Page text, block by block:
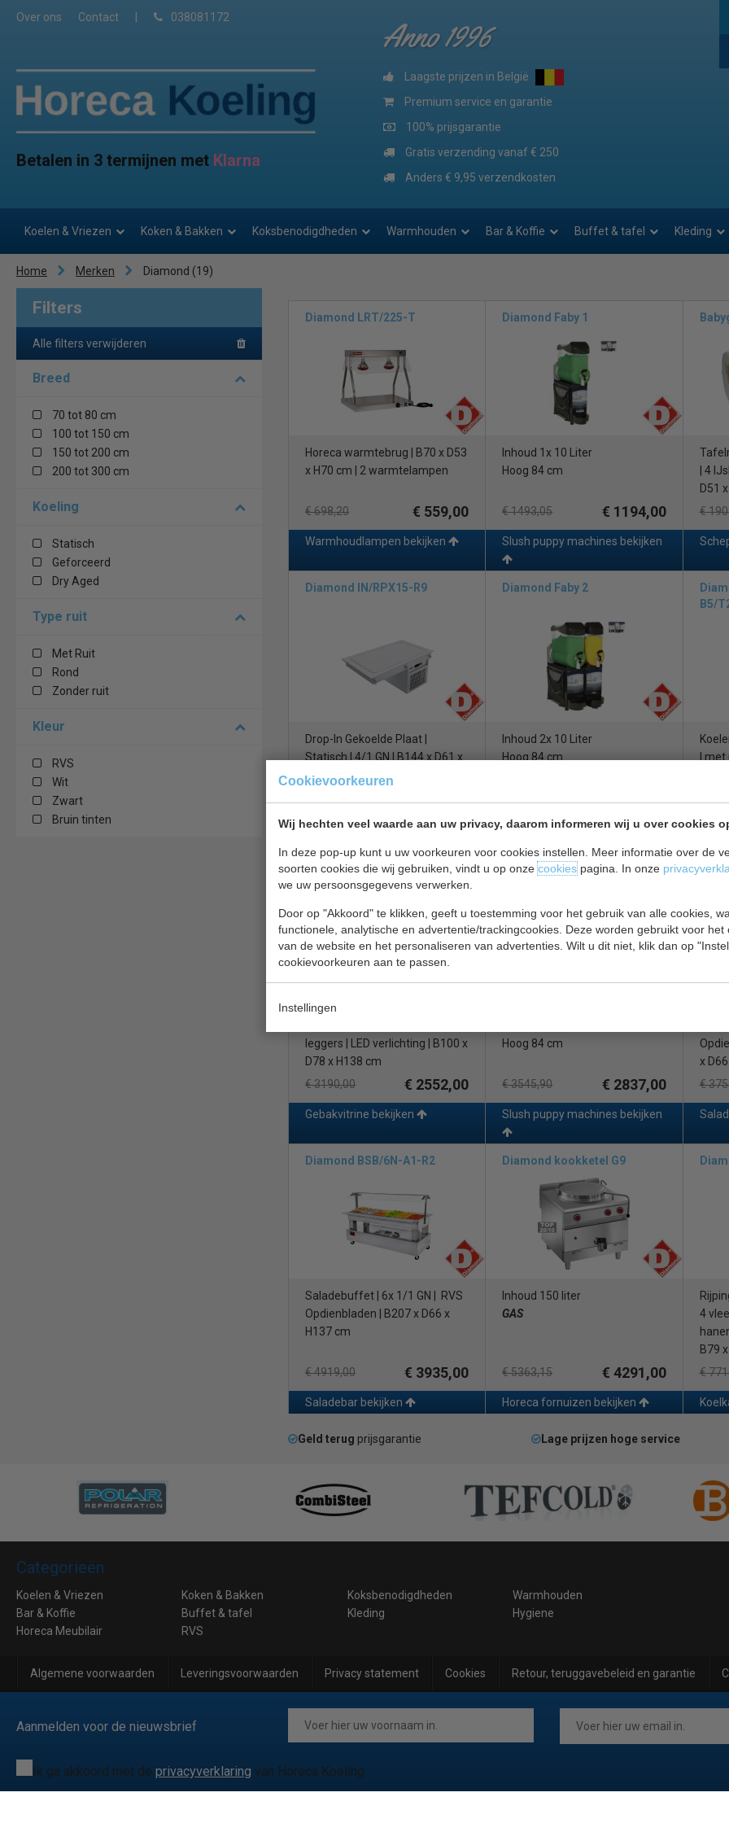
Cookievoorkeuren
Wij hechten veel waarde aan uw privacy, daarom informeren wij u over cookies
In deze pop-up kunt u uw voorkeuren voor cookies instellen. Meer informatie over de
soorten cookies die wij gebruiken, vindt u op onzecookiespagina. In onze
we uw persoonsgegevens verwerken.
Door op "Akkoord" te klikken, geeft u toestemming voor het gebruik van alle cookies,
functionele, analytische en advertentie/trackingcookies. Deze worden gebruikt voor het
van de website en het personaliseren van advertenties. Wilt u dit niet, klik dan op
cookievoorkeuren aan te passen.
Instellingen
Over ons Contact 038081172
Betalen in 3 termijnen met Klarna
Anno 1996
Laagste prijzen in België
Premium service en garantie
100% prijsgarantie
Gratis verzending vanaf € 250
Anders € 9,95 verzendkosten
Koelen & Vriezen Koken & Bakken Koksbenodigdheden Warmhouden Bar & Koffie Buffet & tafel Kleding
Home Merken Diamond (19)
Filters
Alle filters verwijderen
Breed
70 tot 80 cm
100 tot 150 cm
150 tot 200 cm
200 tot 300 cm
Koeling
Statisch
Geforceerd
Dry Aged
Type ruit
Met Ruit
Rond
Zonder ruit
Kleur
RVS
Wit
Zwart
Bruin tinten
Diamond LRT/225-T
Horeca warmtebrug | B70 x D53
x H70 cm | 2 warmtelampen
€ 698,20 € 559,00
Warmhoudlampen bekijken
Diamond Faby 1
Inhoud 1x 10 Liter
Hoog 84 cm
€ 1493,05 € 1194,00
Slush puppy machines bekijken
| 4
D51
€
Diamond IN/RPX15-R9
Drop-In Gekoelde Plaat |
Statisch | 4/1 GN | B144 x D61 x
48 cm
€ 1802,00
Drop-In bekijken
Diamond Faby 2
Inhoud 2x 10 Liter
Hoog 84 cm
€ 2080,00
Slush puppy machines bekijken
B5/
| met
Diamond CB10NN-B9-P
leggers | LED verlichting | B100 x
D78 x H138 cm
€ 3190,00
€ 2552,00
Gebakvitrine bekijken
Diamond Faby 3
Hoog 84 cm
€ 3545,90 € 2837,00
Slush puppy machines bekijken
x
€
Diamond BSB/6N-A1-R2
Saladebuffet | 6x 1/1 GN | RVS
Opdienbladen | B207 x D66 x
H137 cm
€ 4919,00 € 3935,00
Saladebar bekijken
Diamond kookketel G9
Inhoud 150 liter
GAS
€ 5363,15 € 4291,00
Horeca fornuizen bekijken
4
B79
€
Geld terug prijsgarantie Lage prijzen hoge service
Categorieën
Koelen & Vriezen Koken & Bakken Koksbenodigdheden
Warmhouden
Bar & Koffie
Buffet & tafel Kleding
Hygiene
Horeca Meubilair
RVS
Algemene voorwaarden Leveringsvoorwaarden Privacy statement Cookies Retour, teruggavebeleid en garantie
Aanmelden voor de nieuwsbrief
Ik ga akkoord met de privacyverklaring van Horeca Koeling